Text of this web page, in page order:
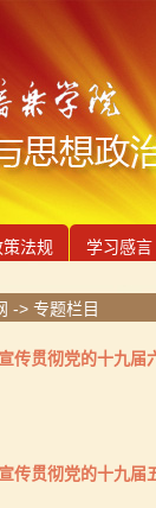
策法规 学习感言
-> 专题栏目
传贯彻党的十九届
传贯彻党的十九届